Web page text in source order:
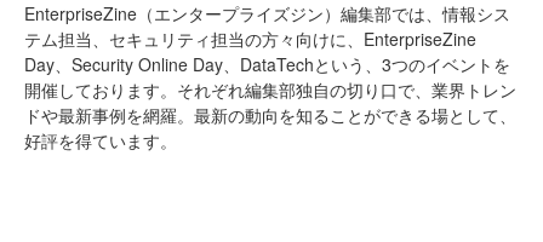
EnterpriseZine（エンタープライズジン）編集部では、情報シス
テム担当、セキュリティ担当の方々向けに、EnterpriseZine
Day、Security Online Day、DataTechという、3つのイベントを
開催しております。それぞれ編集部独自の切り口で、業界トレン
ドや最新事例を網羅。最新の動向を知ることができる場として、
好評を得ています。